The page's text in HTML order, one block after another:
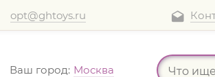
opt@ghtoys.ru
Ваш город: Москва